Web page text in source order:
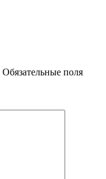
Обязательные поля